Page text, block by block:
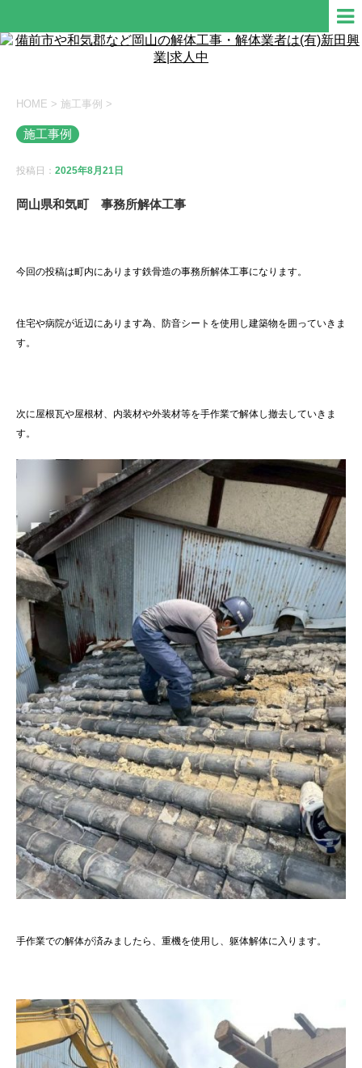
HOME > 施工事例 >
施工事例
投稿日： 2025年8月21日
岡山県和気町 事務所解体工事
今回の投稿は町内にあります鉄骨造の事務所解体工事になります。
住宅や病院が近辺にあります為、防音シートを使用し建築物を囲っていきま
す。
次に屋根瓦や屋根材、内装材や外装材等を手作業で解体し撤去していきま
す。
手作業での解体が済みましたら、重機を使用し、躯体解体に入ります。